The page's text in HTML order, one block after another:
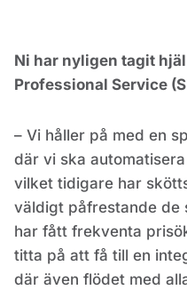
Ni har nyligen tagit
Professional Service
– Vi håller på med en
där vi ska
vilket tidigare har
väldigt påfrestande de
har fått frekventa
titta på att få till en
där även flödet med